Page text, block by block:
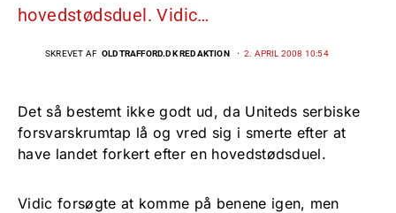
hovedstødsduel. Vidic…
SKREVET AF OLDTRAFFORD.DK REDAKTION 2. APRIL 2008 10:54
Det så bestemt ikke godt ud, da Uniteds serbiske
forsvarskrumtap lå og vred sig i smerte efter at
have landet forkert efter en hovedstødsduel.
Vidic forsøgte at komme på benene igen, men